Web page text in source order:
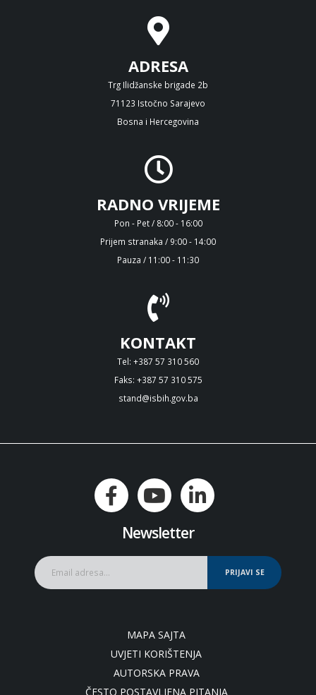
ADRESA
Trg Ilidžanske brigade 2b
71123 Istočno Sarajevo
Bosna i Hercegovina
RADNO VRIJEME
Pon - Pet / 8:00 - 16:00
Prijem stranaka / 9:00 - 14:00
Pauza / 11:00 - 11:30
KONTAKT
Tel: +387 57 310 560
Faks: +387 57 310 575
stand@isbih.gov.ba
Newsletter
PRIJAVI SE
MAPA SAJTA
UVJETI KORIŠTENJA
AUTORSKA PRAVA
ČESTO POSTAVLJENA PITANJA